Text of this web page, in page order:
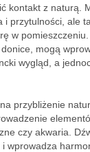
kontakt z naturą.
i przytulności, ale
w
mogą
wygląd, a
przybliżenie
czy akwaria.
i wprowadza